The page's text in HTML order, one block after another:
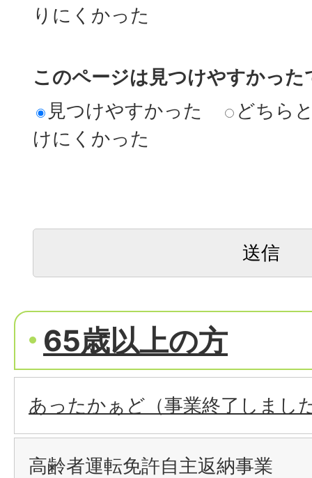
りにくかった
このページは見つけやすかった
見つけやすかった
どちら
けにくかった
65歳以上の方
あったかぁど（事業終了しまし
高齢者運転免許自主返納事業